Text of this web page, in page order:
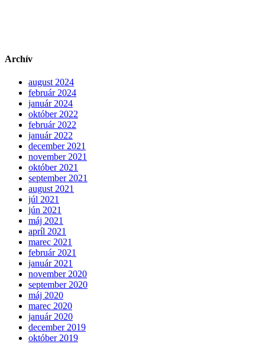
Archív
august 2024
február 2024
január 2024
október 2022
február 2022
január 2022
december 2021
november 2021
október 2021
september 2021
august 2021
júl 2021
jún 2021
máj 2021
apríl 2021
marec 2021
február 2021
január 2021
november 2020
september 2020
máj 2020
marec 2020
január 2020
december 2019
október 2019